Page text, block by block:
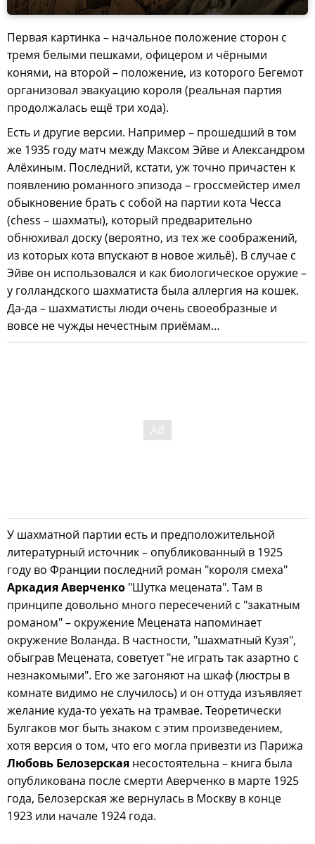
Первая картинка – начальное положение сторон с
тремя белыми пешками, офицером и чёрными
конями, на второй – положение, из которого Бегемот
организовал эвакуацию короля (реальная партия
продолжалась ещё три хода).
Есть и другие версии. Например – прошедший в том
же 1935 году матч между Максом Эйве и Александром
Алёхиным. Последний, кстати, уж точно причастен к
появлению романного эпизода – гроссмейстер имел
обыкновение брать с собой на партии кота Чесса
(chess – шахматы), который предварительно
обнюхивал доску (вероятно, из тех же соображений,
из которых кота впускают в новое жильё). В случае с
Эйве он использовался и как биологическое оружие –
у голландского шахматиста была аллергия на кошек.
Да-да – шахматисты люди очень своеобразные и
вовсе не чужды нечестным приёмам…
У шахматной партии есть и предположительной
литературный источник – опубликованный в 1925
году во Франции последний роман "короля смеха"
Аркадия Аверченко "Шутка мецената". Там в
принципе довольно много пересечений с "закатным
романом" – окружение Мецената напоминает
окружение Воланда. В частности, "шахматный Кузя",
обыграв Мецената, советует "не играть так азартно с
незнакомыми". Его же загоняют на шкаф (люстры в
комнате видимо не случилось) и он оттуда изъявляет
желание куда-то уехать на трамвае. Теоретически
Булгаков мог быть знаком с этим произведением,
хотя версия о том, что его могла привезти из Парижа
Любовь Белозерская несостоятельна – книга была
опубликована после смерти Аверченко в марте 1925
года, Белозерская же вернулась в Москву в конце
1923 или начале 1924 года.